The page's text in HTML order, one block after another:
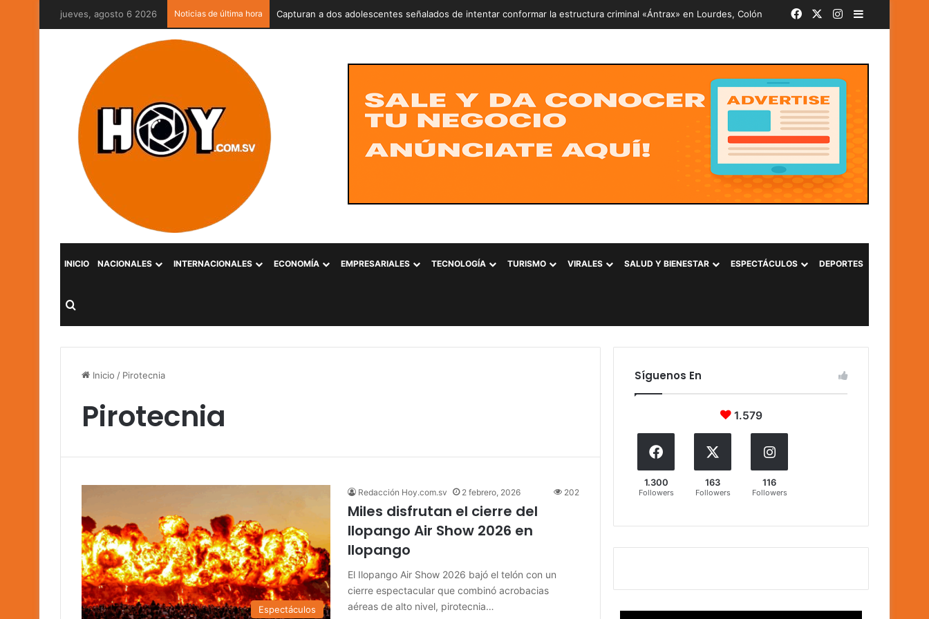
jueves, agosto 6 2026 Noticias de última hora Capturan a dos adolescentes señalados de intentar conformar la estructura criminal «Ántrax» en Lourdes, Colón Facebook Instagram
INICIO NACIONALES INTERNACIONALES ECONOMÍA EMPRESARIALES TECNOLOGÍA TURISMO VIRALES SALUD Y BIENESTAR ESPECTÁCULOS DEPORTES
Buscar por
Inicio / Pirotecnia
Pirotecnia
Espectáculos
Redacción Hoy.com.sv 2 febrero, 2026 202
Miles disfrutan el cierre del
Ilopango Air Show 2026 en
Ilopango
El Ilopango Air Show 2026 bajó el telón con un
cierre espectacular que combinó acrobacias
aéreas de alto nivel, pirotecnia…
Síguenos En
1.579
1.300
Followers
163
Followers
116
Followers